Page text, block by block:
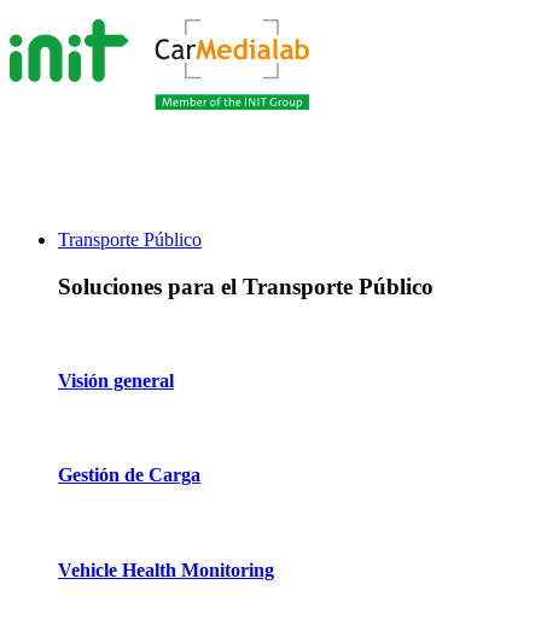
Transporte Público
Soluciones para el Transporte Público
Visión general
Gestión de Carga
Vehicle Health Monitoring